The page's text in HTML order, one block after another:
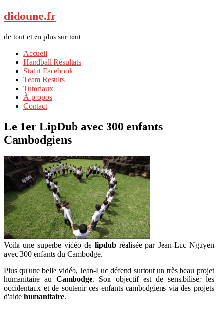
didoune.fr
de tout et en plus sur tout
Accueil
Handball Résultats
Statut Facebook
Team Results
Tutoriaux
À propos
Contact
Le 1er LipDub avec 300 enfants
Cambodgiens
Voilà une superbe vidéo de lipdubréalisée par Jean-Luc Nguyen
avec 300 enfants du Cambodge.
Plus qu'une belle vidéo, Jean-Luc défend surtout un très beau projet
humanitaire au Cambodge. Son objectif est de sensibiliser les
occidentaux et de soutenir ces enfants cambodgiens via des projets
d'aide humanitaire.